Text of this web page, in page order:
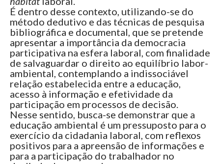
É dentro desse contexto, utilizando-se do
método dedutivo e das técnicas de pesquisa
bibliográfica e documental, que se pretende
apresentar a importância da democracia
participativa na esfera laboral, com finalidade
de salvaguardar o direito ao equilíbrio labor-
ambiental, contemplando a indissociável
relação estabelecida entre a educação,
acesso à informação e efetividade da
participação em processos de decisão.
Nesse sentido, busca-se demonstrar que a
educação ambiental é um pressuposto para o
exercício da cidadania laboral, com reflexos
positivos para a apreensão de informações e
para a participação do trabalhador no